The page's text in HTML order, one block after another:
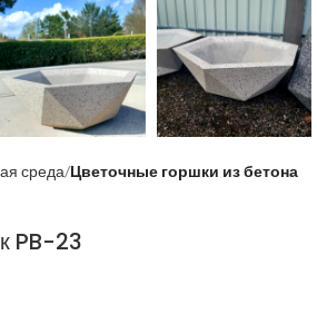
среда Цветочные горшки из бетона
PB-23